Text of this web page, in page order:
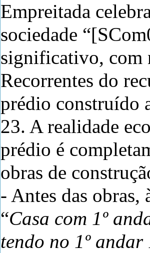
Empreitada
sociedade
significativo, com
Recorrentes do
prédio construído
23. A realidade
prédio é
obras de
- Antes das obras,
“Casa com 1º
tendo no 1º